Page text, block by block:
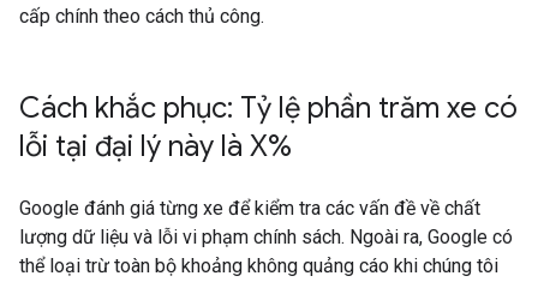
cấp chính theo cách thủ công.
Cách khắc phục: Tỷ lệ phần trăm xe có
lỗi tại đại lý này là X%
Google đánh giá từng xe để kiểm tra các vấn đề về chất
lượng dữ liệu và lỗi vi phạm chính sách. Ngoài ra, Google có
thể loại trừ toàn bộ khoảng không quảng cáo khi chúng tôi